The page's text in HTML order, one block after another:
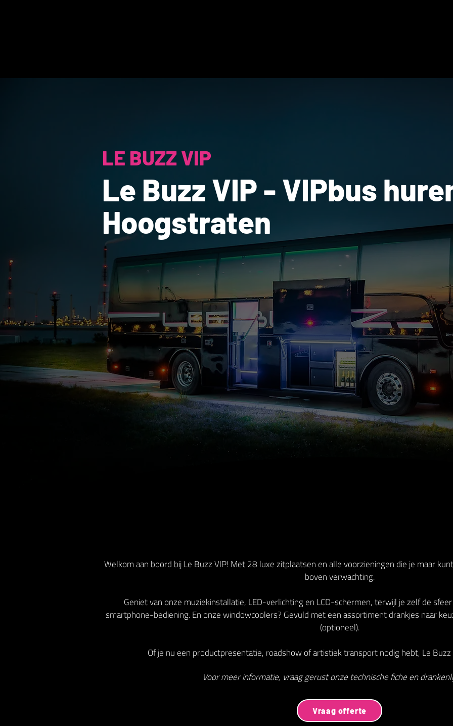
LE BUZZ VIP
Le Buzz VIP - VIPbus
Hoogstraten
Welkom aan boord bij Le Buzz VIP! Met 28 luxe zitplaatsen en alle voorzieningen die je maar
boven verwachting.
Geniet van onze muziekinstallatie, LED-verlichting en LCD-schermen, terwijl je zelf de
smartphone-bediening. En onze windowcoolers? Gevuld met een assortiment drankjes naar
(optioneel).
Of je nu een productpresentatie, roadshow of artistiek transport nodig hebt, Le
Voor meer informatie, vraag gerust onze technische fiche en
Vraag offerte